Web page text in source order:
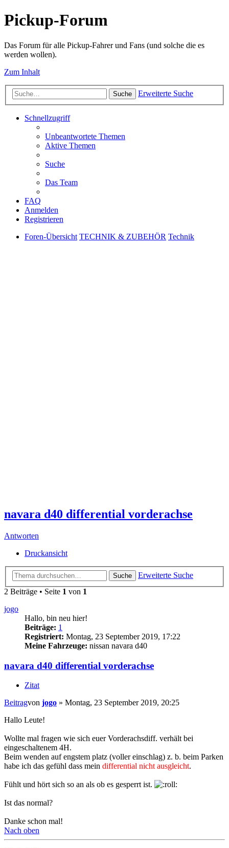
Pickup-Forum
Das Forum für alle Pickup-Fahrer und Fans (und solche die es
werden wollen).
Zum Inhalt
Suche Erweiterte Suche
Schnellzugriff
Unbeantwortete Themen
Aktive Themen
Suche
Das Team
FAQ
Anmelden
Registrieren
Foren-Übersicht TECHNIK & ZUBEHÖR Technik
navara d40 differential vorderachse
Antworten
Druckansicht
Suche
Erweiterte Suche
2 Beiträge • Seite 1 von 1
jogo
Hallo, bin neu hier!
Beiträge: 1
Registriert: Montag, 23 September 2019, 17:22
Meine Fahrzeuge: nissan navara d40
navara d40 differential vorderachse
Zitat
Beitragvon jogo » Montag, 23 September 2019, 20:25
Hallo Leute!
Wollte mal fragen wie sich euer Vorderachsdiff. verhält bei
eingeschaltenem 4H.
Beim wenden auf engstem platz (voller einschlag) z. b. beim Parken
habe ich das gefühl dass mein differential nicht ausgleicht.
Fühlt und hört sich so an als ob es gesperrt ist.
Ist das normal?
Danke schon mal!
Nach oben